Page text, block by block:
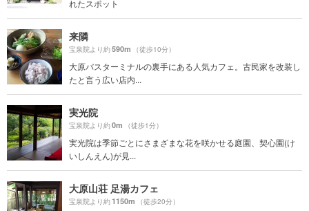
れたスポット
来隣
宝泉院より約590m （徒歩10分）
大原バスターミナルの裏手にある人気カフェ。古民家を改装し
たと言う広い店内...
実光院
宝泉院より約0m （徒歩1分）
実光院は季節ごとにさまざまな花を咲かせる庭園、契心園(け
いしんえん)が見...
大原山荘 足湯カフェ
宝泉院より約1150m （徒歩20分）